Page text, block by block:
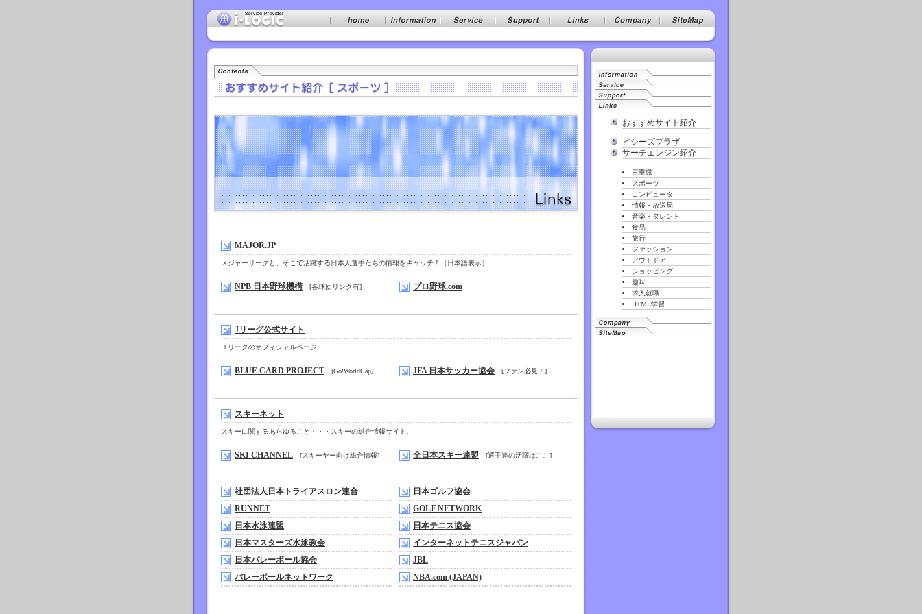
MAJOR.JP
メジャーリーグと、そこで活躍する日本人選手たちの情報をキャッチ！（日本語表示）
NPB 日本野球機構 [各球団リンク有] プロ野球.com
Jリーグ公式サイト
Ｊリーグのオフィシャルページ
BLUE CARD PROJECT [Go!WorldCap] JFA 日本サッカー協会 [ファン必見！]
スキーネット
スキーに関するあらゆること・・・スキーの総合情報サイト。
SKI CHANNEL [スキーヤー向け総合情報] 全日本スキー連盟 [選手達の活躍はここ]
社団法人日本トライアスロン連合
RUNNET
日本水泳連盟
日本マスターズ水泳教会
日本バレーボール協会
バレーボールネットワーク
日本ゴルフ協会
GOLF NETWORK
日本テニス協会
インターネットテニスジャパン
JBL
NBA.com (JAPAN)